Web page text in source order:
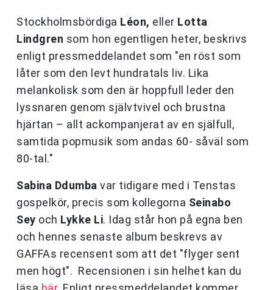
Stockholmsbördiga Léon, eller Lotta
Lindgren som hon egentligen heter, beskrivs
enligt pressmeddelandet som "en röst som
låter som den levt hundratals liv. Lika
melankolisk som den är hoppfull leder den
lyssnaren genom självtvivel och brustna
hjärtan – allt ackompanjerat av en själfull,
samtida popmusik som andas 60- såväl som
80-tal."
Sabina Ddumba var tidigare med i Tenstas
gospelkör, precis som kollegorna Seinabo
Sey och Lykke Li. Idag står hon på egna ben
och hennes senaste album beskrevs av
GAFFAs recensent som att det "flyger sent
men högt". Recensionen i sin helhet kan du